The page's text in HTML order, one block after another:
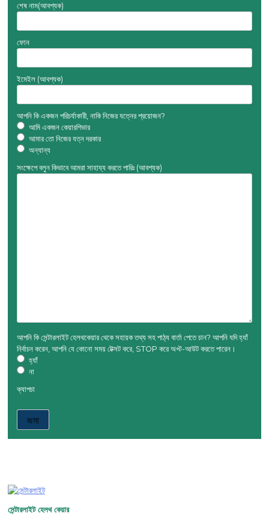
শেষ নাম(আবশ্যক)
ফোন
ইমেইল (আবশ্যক)
আপনি কি একজন পরিচর্যাকারী, নাকি নিজের যত্নের প্রয়োজন?
আমি একজন কেয়ারগিভার
আমার তো নিজের যত্ন দরকার
অন্যান্য
সংক্ষেপে বলুন কিভাবে আমরা সাহায্য করতে পারিঃ (আবশ্যক)
আপনি কি সেন্টারলাইট হেলথকেয়ার থেকে সহায়ক তথ্য সহ পাঠ্য বার্তা পেতে চান? আপনি যদি হ্যাঁ
নির্বাচন করেন, আপনি যে কোনো সময় টেক্সট করে, STOP করে অপ্ট-আউট করতে পারেন।
হ্যাঁ
না
ক্যাপচা
সেন্টারলাইট হেলথ কেয়ার